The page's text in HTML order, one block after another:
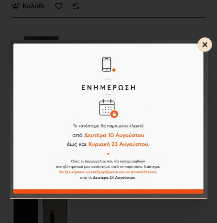
Καλάθι
Μπαταρία για Cubot Dinosaur 4150mAh (Bulk) DIN-